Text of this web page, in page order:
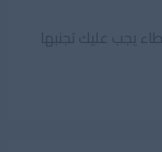
يجب عليك تجنبها